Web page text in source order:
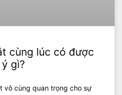
cùng lúc có được
gì?
vô cùng quan trọng cho sự